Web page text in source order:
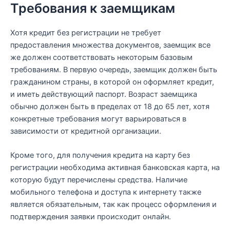
Требования к заемщикам
Хотя кредит без регистрации не требует
предоставления множества документов, заемщик все
же должен соответствовать некоторым базовым
требованиям. В первую очередь, заемщик должен быть
гражданином страны, в которой он оформляет кредит,
и иметь действующий паспорт. Возраст заемщика
обычно должен быть в пределах от 18 до 65 лет, хотя
конкретные требования могут варьироваться в
зависимости от кредитной организации.
Кроме того, для получения кредита на карту без
регистрации необходима активная банковская карта, на
которую будут перечислены средства. Наличие
мобильного телефона и доступа к интернету также
является обязательным, так как процесс оформления и
подтверждения заявки происходит онлайн.